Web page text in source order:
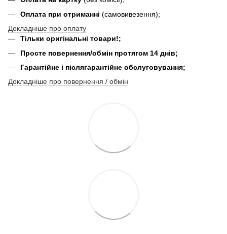
Оплата при отриманні (самовивезення);
Докладніше про оплату
Тільки оригінальні товари!;
Просте повернення/обмін протягом 14 днів;
Гарантійне і післягарантійне обслуговування;
Докладніше про повернення / обмін